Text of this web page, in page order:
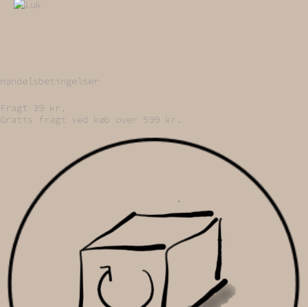
Handelsbetingelser
Fragt 39 kr.
Gratis fragt ved køb over 599 kr.